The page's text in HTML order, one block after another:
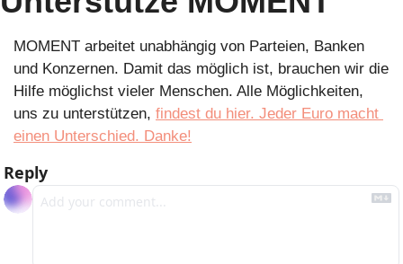
MOMENT arbeitet unabhängig von Parteien, Banken
und Konzernen. Damit das möglich ist, brauchen wir die
Hilfe möglichst vieler Menschen. Alle Möglichkeiten,
uns zu unterstützen, findest du hier. Jeder Euro macht
einen Unterschied. Danke!
Reply